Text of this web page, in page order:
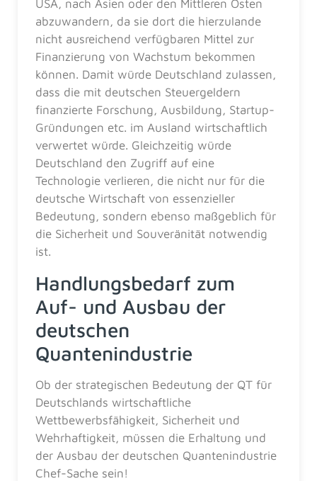
USA, nach Asien oder den Mittleren Osten
abzuwandern, da sie dort die hierzulande
nicht ausreichend verfügbaren Mittel zur
Finanzierung von Wachstum bekommen
können. Damit würde Deutschland zulassen,
dass die mit deutschen Steuergeldern
finanzierte Forschung, Ausbildung, Startup-
Gründungen etc. im Ausland wirtschaftlich
verwertet würde. Gleichzeitig würde
Deutschland den Zugriff auf eine
Technologie verlieren, die nicht nur für die
deutsche Wirtschaft von essenzieller
Bedeutung, sondern ebenso maßgeblich für
die Sicherheit und Souveränität notwendig
ist.
Handlungsbedarf zum
Auf- und Ausbau der
deutschen
Quantenindustrie
Ob der strategischen Bedeutung der QT für
Deutschlands wirtschaftliche
Wettbewerbsfähigkeit, Sicherheit und
Wehrhaftigkeit, müssen die Erhaltung und
der Ausbau der deutschen Quantenindustrie
Chef-Sache sein!